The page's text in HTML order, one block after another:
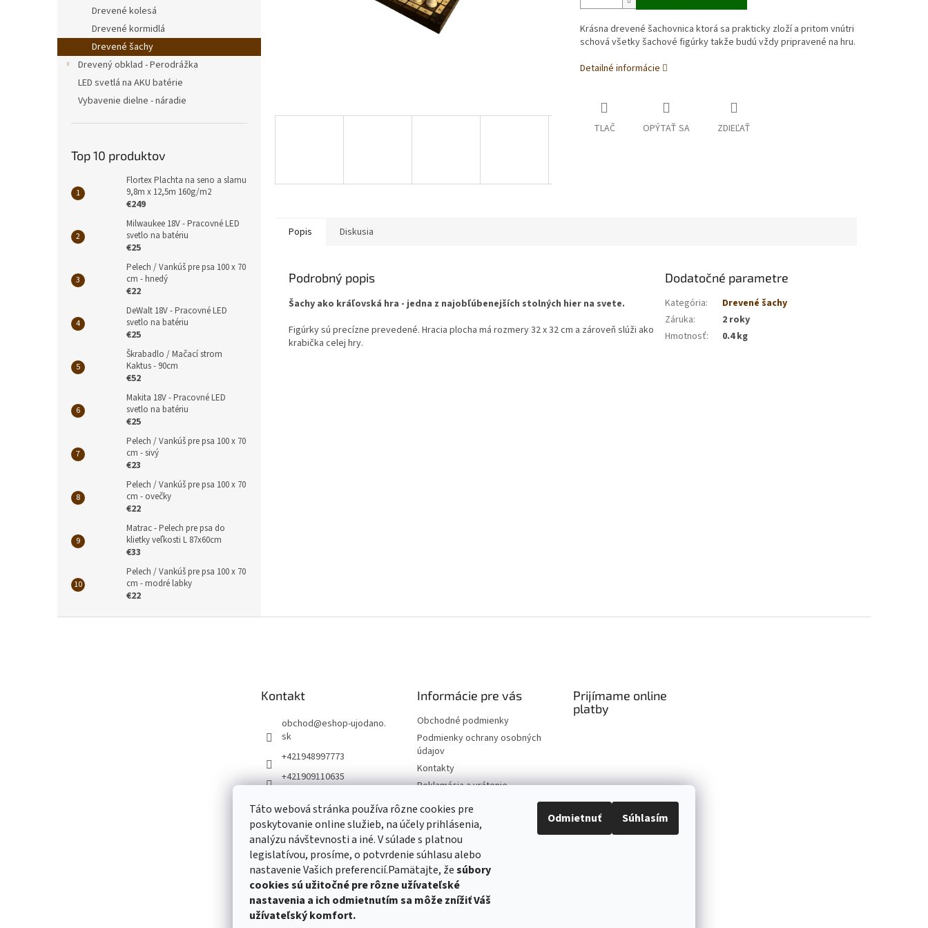
Táto webová stránka používa rôzne cookies pre
poskytovanie online služieb, na účely prihlásenia,
analýzu návštevnosti a iné. V súlade s platnou
legislatívou, prosíme, o potvrdenie súhlasu alebo
nastavenie Vašich preferencií.Pamätajte, žesúbory
cookies sú užitočné pre rôzne užívateľské
nastavenia a ich odmietnutím sa môže znížiť Váš
užívateľský komfort.
Odmietnuť Súhlasím
Drevené kolesá
Drevené kormidlá
Drevené šachy
Drevený obklad - Perodrážka
LED svetlá na AKU batérie
Vybavenie dielne - náradie
Top 10 produktov
Flortex Plachta na seno a slamu
9,8m x 12,5m 160g/m2
€249
Milwaukee 18V - Pracovné LED
svetlo na batériu
€25
Pelech / Vankúš pre psa 100 x 70
cm - hnedý
€22
DeWalt 18V - Pracovné LED
svetlo na batériu
€25
Škrabadlo / Mačací strom
Kaktus - 90cm
€52
Makita 18V - Pracovné LED
svetlo na batériu
€25
Pelech / Vankúš pre psa 100 x 70
cm - sivý
€23
Pelech / Vankúš pre psa 100 x 70
cm - ovečky
€22
Matrac - Pelech pre psa do
klietky veľkosti L 87x60cm
€33
Pelech / Vankúš pre psa 100 x 70
cm - modré labky
€22
Krásna drevené šachovnica ktorá sa prakticky zloží a pritom vnútri
schová všetky šachové figúrky takže budú vždy pripravené na hru.
Detailné informácie
TLAČ OPÝTAŤ SA ZDIEĽAŤ
Popis Diskusia
Podrobný popis
Šachy ako kráľovská hra - jedna z najobľúbenejších stolných hier na svete.
Figúrky sú precízne prevedené. Hracia plocha má rozmery 32 x 32 cm a zároveň slúži ako
krabička celej hry.
Dodatočné parametre
Kategória:
Drevené šachy
Záruka:
2 roky
Hmotnosť: 0.4 kg
Kontakt
obchod@eshop-ujodano.
sk
+421948997773
+421909110635
Informácie pre vás
Obchodné podmienky
Podmienky ochrany osobných
údajov
Kontakty
Reklamácia a vrátenie
Napíšte nám
Doprava a platba
Výroba - Ako sa to robí
Blog - Užitočné informácie,
rady a tipy
Prijímame online
platby
Tatranský profil